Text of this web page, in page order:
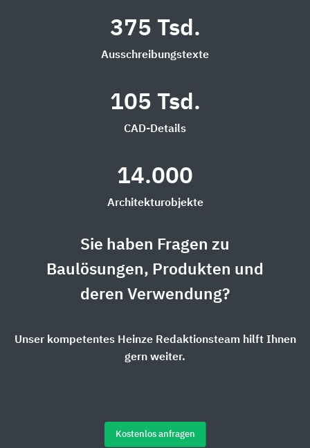
375 Tsd.
Ausschreibungstexte
105 Tsd.
CAD-Details
14.000
Architekturobjekte
Sie haben Fragen zu
Baulösungen, Produkten und
deren Verwendung?
Unser kompetentes Heinze Redaktionsteam hilft Ihnen
gern weiter.
Kostenlos anfragen